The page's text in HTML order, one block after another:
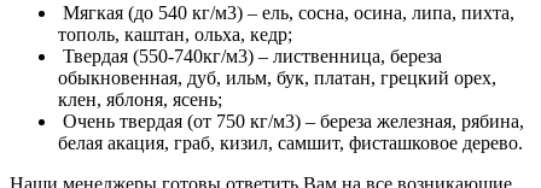
Мягкая (до 540 кг/м3) – ель, сосна, осина, липа, пихта,
тополь, каштан, ольха, кедр;
Твердая (550-740кг/м3) – лиственница, береза
обыкновенная, дуб, ильм, бук, платан, грецкий орех,
клен, яблоня, ясень;
Очень твердая (от 750 кг/м3) – береза железная, рябина,
белая акация, граб, кизил, самшит, фисташковое дерево.
Наши менеджеры готовы ответить Вам на все возникающие